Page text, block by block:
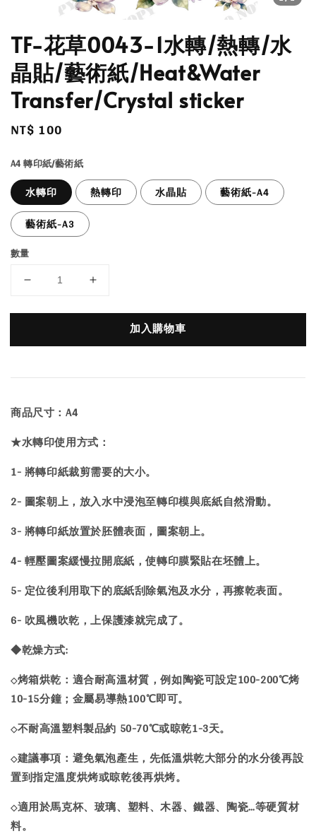
TF-花草0043-1水轉/熱轉/水
晶貼/藝術紙/Heat&Water
Transfer/Crystal sticker
Regular
NT$ 100
A4 轉印紙/藝術紙
水轉印 熱轉印 水晶貼
藝術紙-A4
藝術紙-A3
數量
加入購物車
商品尺寸：A4
★水轉印使用方式：
1- 將轉印紙裁剪需要的大小。
2- 圖案朝上，放入水中浸泡至轉印模與底紙自然滑動。
3- 將轉印紙放置於胚體表面，圖案朝上。
4- 輕壓圖案緩慢拉開底紙，使轉印膜緊貼在坯體上。
5- 定位後利用取下的底紙刮除氣泡及水分，再擦乾表面。
6- 吹風機吹乾，上保護漆就完成了。
◆乾燥方式:
◇烤箱烘乾：適合耐高溫材質，例如陶瓷可設定100-200℃烤
10-15分鐘；金屬易導熱100℃即可。
◇不耐高溫塑料製品約 50-70℃或晾乾1-3天。
◇建議事項：避免氣泡產生，先低溫烘乾大部分的水分後再設
置到指定溫度烘烤或晾乾後再烘烤。
◇適用於馬克杯、玻璃、塑料、木器、鐵器、陶瓷…等硬質材
料。